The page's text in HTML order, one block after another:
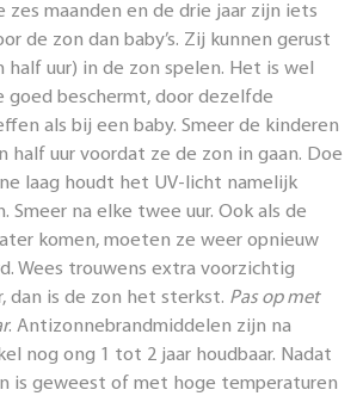
zes maanden en de drie jaar zijn iets
de zon dan baby’s. Zij kunnen gerust
uur) in de zon spelen. Het is wel
goed beschermt, door dezelfde
als bij een baby. Smeer de kinderen
half uur voordat ze de zon in gaan. Doe
laag houdt het UV-licht namelijk
Smeer na elke twee uur. Ook als de
komen, moeten ze weer opnieuw
Wees trouwens extra voorzichtig
dan is de zon het sterkst. Pas op met
. Antizonnebrandmiddelen zijn na
nog ong 1 tot 2 jaar houdbaar. Nadat
is geweest of met hoge temperaturen